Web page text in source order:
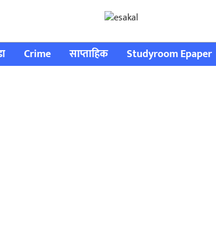
Crime साप्ताहिक Studyroom Epaper